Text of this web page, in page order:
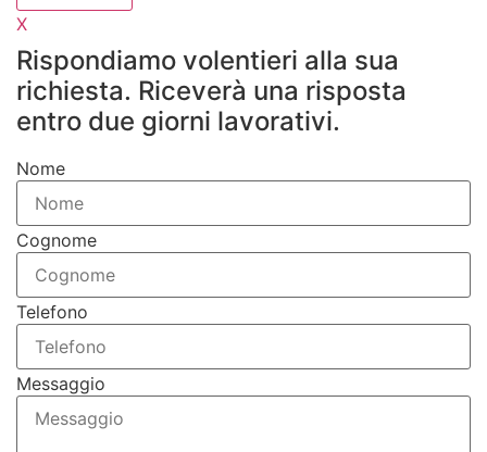
X
Rispondiamo volentieri alla sua
richiesta. Riceverà una risposta
entro due giorni lavorativi.
Nome
Cognome
Telefono
Messaggio